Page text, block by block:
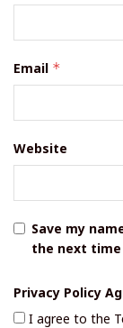
Email *
Website
Save my
the next
Privacy Policy
I agree to the